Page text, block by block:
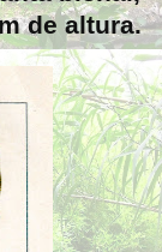
de altura.